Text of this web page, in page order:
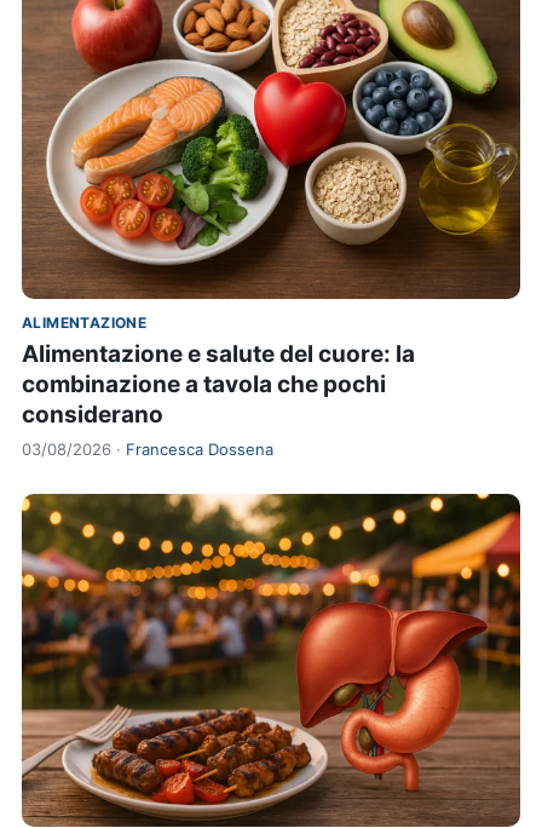
ALIMENTAZIONE
Alimentazione e salute del cuore: la
combinazione a tavola che pochi
considerano
03/08/2026 · Francesca Dossena